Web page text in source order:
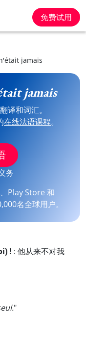
免费试用
jamais
jamais
译和词汇。
在线法语课程。
务
Play Store 和
名全球用户。
! : 他从来不对我
"